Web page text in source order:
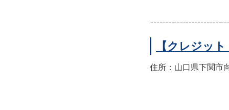
【クレジッ
住所：山口県下関市